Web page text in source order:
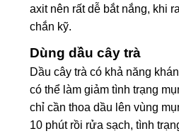
axit nên rất dễ bắt nắng, khi
chắn kỹ.
Dùng dầu cây trà
Dầu cây trà có khả năng
có thể làm giảm tình trạng
chỉ cần thoa dầu lên vùng
10 phút rồi rửa sạch, tình